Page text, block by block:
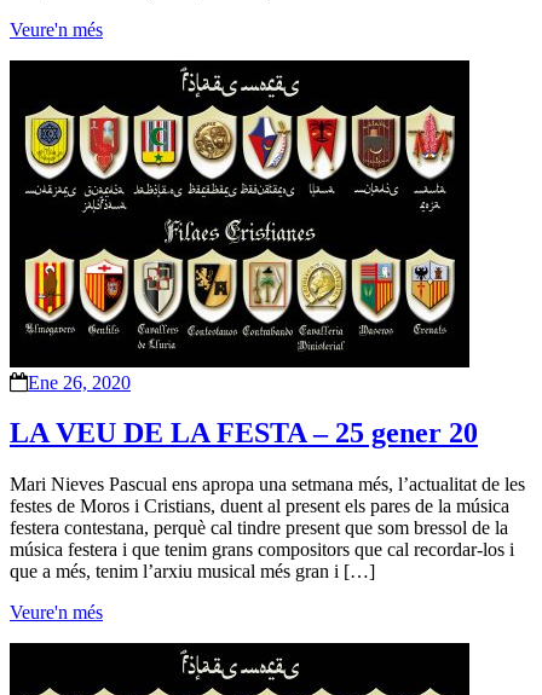
Veure'n més
Ene 26, 2020
LA VEU DE LA FESTA – 25 gener 20
Mari Nieves Pascual ens apropa una setmana més, l’actualitat de les
festes de Moros i Cristians, duent al present els pares de la música
festera contestana, perquè cal tindre present que som bressol de la
música festera i que tenim grans compositors que cal recordar-los i
que a més, tenim l’arxiu musical més gran i […]
Veure'n més